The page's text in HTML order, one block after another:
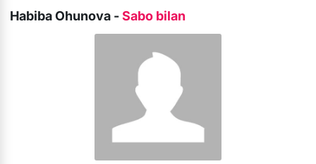
Habiba Ohunova -Sabo bilan